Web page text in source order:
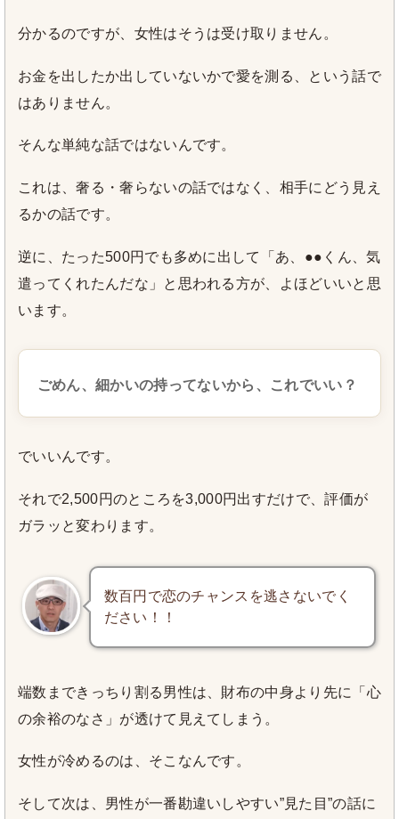
分かるのですが、女性はそうは受け取りません。
お金を出したか出していないかで愛を測る、という話で
はありません。
そんな単純な話ではないんです。
これは、奢る・奢らないの話ではなく、相手にどう見え
るかの話です。
逆に、たった500円でも多めに出して「あ、●●くん、気
遣ってくれたんだな」と思われる方が、よほどいいと思
います。
ごめん、細かいの持ってないから、これでいい？
でいいんです。
それで2,500円のところを3,000円出すだけで、評価が
ガラッと変わります。
数百円で恋のチャンスを逃さないでく
ださい！！
端数まできっちり割る男性は、財布の中身より先に「心
の余裕のなさ」が透けて見えてしまう。
女性が冷めるのは、そこなんです。
そして次は、男性が一番勘違いしやすい”見た目”の話に